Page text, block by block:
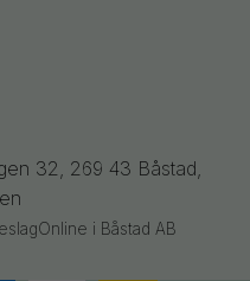
32, 269 43 Båstad,
i Båstad AB